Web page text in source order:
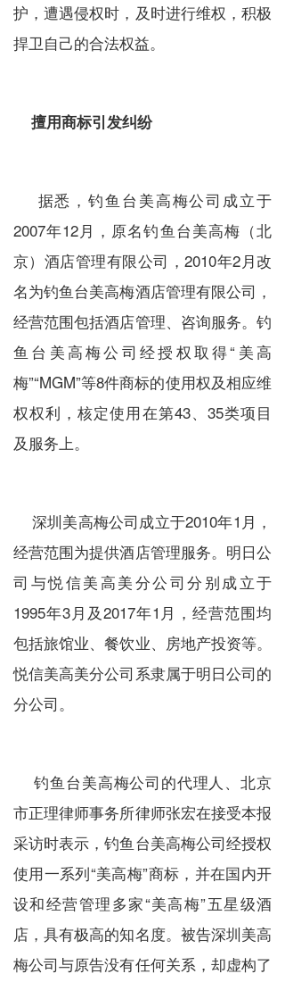
护，遭遇侵权时，及时进行维权，积极
捍卫自己的合法权益。
擅用商标引发纠纷
据悉，钓鱼台美高梅公司成立于
2007年12月，原名钓鱼台美高梅（北
京）酒店管理有限公司，2010年2月改
名为钓鱼台美高梅酒店管理有限公司，
经营范围包括酒店管理、咨询服务。钓
鱼台美高梅公司经授权取得“美高
梅”“MGM”等8件商标的使用权及相应维
权权利，核定使用在第43、35类项目
及服务上。
深圳美高梅公司成立于2010年1月，
经营范围为提供酒店管理服务。明日公
司与悦信美高美分公司分别成立于
1995年3月及2017年1月，经营范围均
包括旅馆业、餐饮业、房地产投资等。
悦信美高美分公司系隶属于明日公司的
分公司。
钓鱼台美高梅公司的代理人、北京
市正理律师事务所律师张宏在接受本报
采访时表示，钓鱼台美高梅公司经授权
使用一系列“美高梅”商标，并在国内开
设和经营管理多家“美高梅”五星级酒
店，具有极高的知名度。被告深圳美高
梅公司与原告没有任何关系，却虚构了